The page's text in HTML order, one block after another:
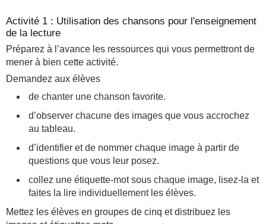
Activité 1 : Utilisation des chansons pour l'enseignement
de la lecture
Préparez à l’avance les ressources qui vous permettront de
mener à bien cette activité.
Demandez aux élèves
de chanter une chanson favorite.
d’observer chacune des images que vous accrochez
au tableau.
d’identifier et de nommer chaque image à partir de
questions que vous leur posez.
collez une étiquette-mot sous chaque image, lisez-la et
faites la lire individuellement les élèves.
Mettez les élèves en groupes de cinq et distribuez les